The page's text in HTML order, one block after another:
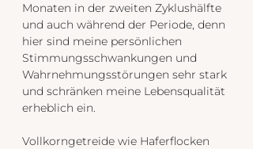
Monaten in der zweiten Zyklushälfte
und auch während der Periode, denn
hier sind meine persönlichen
Stimmungsschwankungen und
Wahrnehmungsstörungen sehr stark
und schränken meine Lebensqualität
erheblich ein.
Vollkorngetreide wie Haferflocken